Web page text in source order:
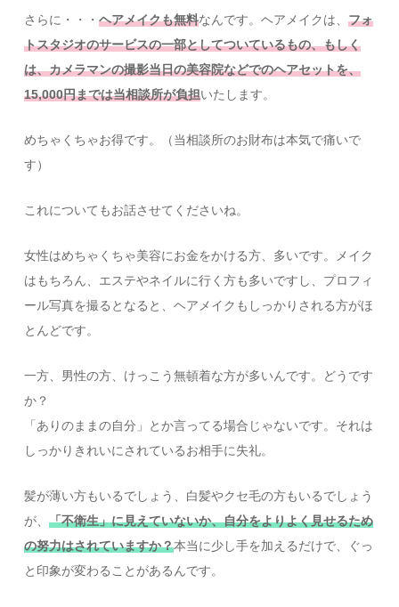
さらに・・・ヘアメイクも無料なんです。ヘアメイクは、フォ
トスタジオのサービスの一部としてついているもの、もしく
は、カメラマンの撮影当日の美容院などでのヘアセットを、
15,000円までは当相談所が負担いたします。
めちゃくちゃお得です。（当相談所のお財布は本気で痛いで
す）
これについてもお話させてくださいね。
女性はめちゃくちゃ美容にお金をかける方、多いです。メイク
はもちろん、エステやネイルに行く方も多いですし、プロフィ
ール写真を撮るとなると、ヘアメイクもしっかりされる方がほ
とんどです。
一方、男性の方、けっこう無頓着な方が多いんです。どうです
か？
「ありのままの自分」とか言ってる場合じゃないです。それは
しっかりきれいにされているお相手に失礼。
髪が薄い方もいるでしょう、白髪やクセ毛の方もいるでしょう
が、「不衛生」に見えていないか、自分をよりよく見せるため
の努力はされていますか？本当に少し手を加えるだけで、ぐっ
と印象が変わることがあるんです。